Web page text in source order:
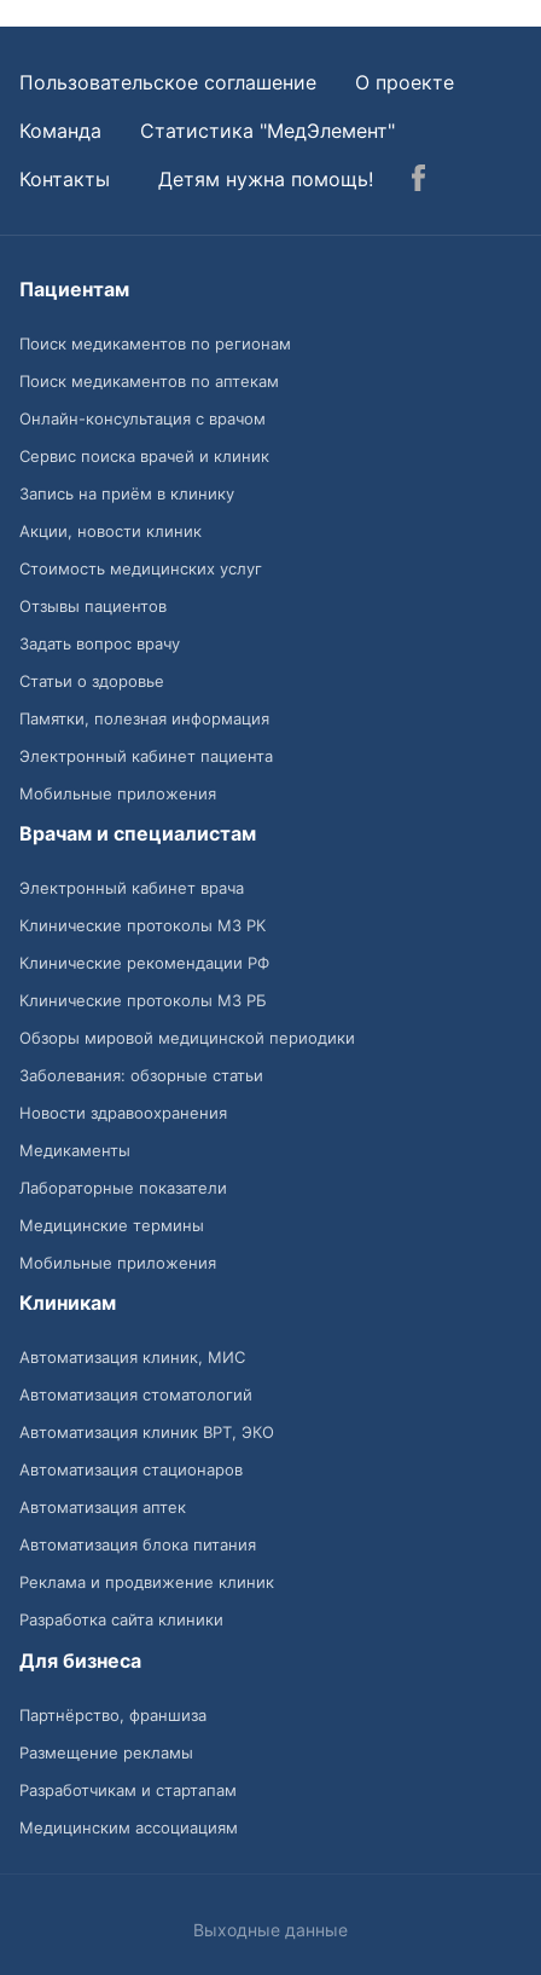
Пользовательское соглашение
О проекте
Команда
Статистика "МедЭлемент"
Контакты
Детям нужна помощь!
Пациентам
Поиск медикаментов по регионам
Поиск медикаментов по аптекам
Онлайн-консультация с врачом
Сервис поиска врачей и клиник
Запись на приём в клинику
Акции, новости клиник
Стоимость медицинских услуг
Отзывы пациентов
Задать вопрос врачу
Статьи о здоровье
Памятки, полезная информация
Электронный кабинет пациента
Мобильные приложения
Врачам и специалистам
Электронный кабинет врача
Клинические протоколы МЗ РК
Клинические рекомендации РФ
Клинические протоколы МЗ РБ
Обзоры мировой медицинской периодики
Заболевания: обзорные статьи
Новости здравоохранения
Медикаменты
Лабораторные показатели
Медицинские термины
Мобильные приложения
Клиникам
Автоматизация клиник, МИС
Автоматизация стоматологий
Автоматизация клиник ВРТ, ЭКО
Автоматизация стационаров
Автоматизация аптек
Автоматизация блока питания
Реклама и продвижение клиник
Разработка сайта клиники
Для бизнеса
Партнёрство, франшиза
Размещение рекламы
Разработчикам и стартапам
Медицинским ассоциациям
Выходные данные